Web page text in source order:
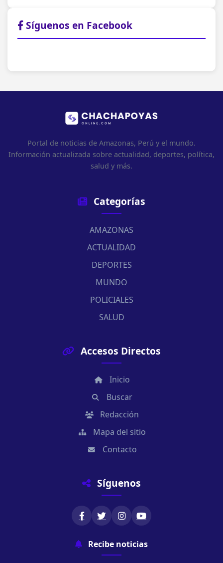
Síguenos en Facebook
Portal de noticias de Amazonas, Perú y el mundo.
Información actualizada sobre actualidad, deportes, política,
salud y más.
Categorías
AMAZONAS
ACTUALIDAD
DEPORTES
MUNDO
POLICIALES
SALUD
Accesos Directos
Inicio
Buscar
Redacción
Mapa del sitio
Contacto
Síguenos
Recibe noticias